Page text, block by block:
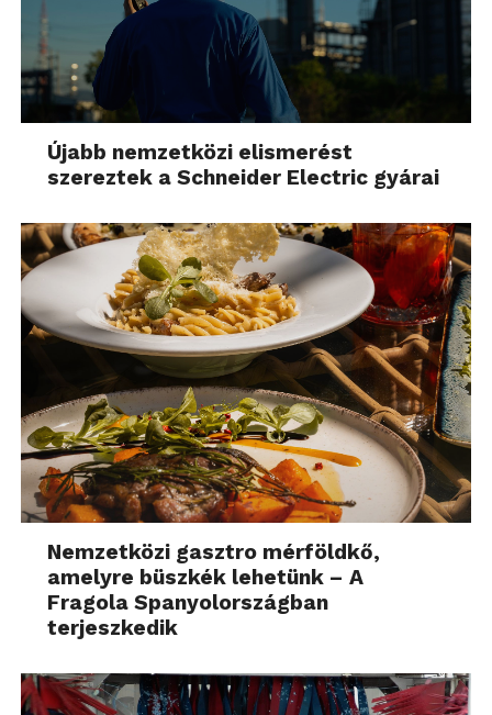
Újabb nemzetközi elismerést
szereztek a Schneider Electric gyárai
Nemzetközi gasztro mérföldkő,
amelyre büszkék lehetünk – A
Fragola Spanyolországban
terjeszkedik